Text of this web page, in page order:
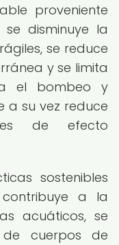
proveniente
se disminuye la
se reduce
y se limita
el bombeo y
a su vez reduce
de efecto
sostenibles
a la
acuáticos, se
cuerpos de